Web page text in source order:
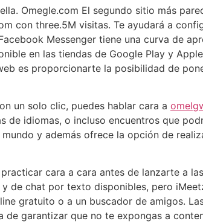
Omegle.com El segundo sitio más
con three.5M visitas. Te ayudará a
Messenger tiene una curva de
en las tiendas de Google Play y
es proporcionarte la posibilidad de
un solo clic, puedes hablar cara a
de idiomas, o incluso encuentros que
y además ofrece la opción de
cara a cara antes de lanzarte a
de chat por texto disponibles, pero
gratuito o a un buscador de amigos.
garantizar que no te expongas a